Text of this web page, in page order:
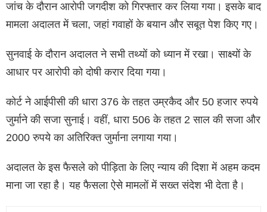
जांच के दौरान आरोपी जगदीश को गिरफ्तार कर लिया गया। इसके बाद
मामला अदालत में चला, जहां गवाहों के बयान और सबूत पेश किए गए।
सुनवाई के दौरान अदालत ने सभी तथ्यों को ध्यान में रखा। साक्ष्यों के
आधार पर आरोपी को दोषी करार दिया गया।
कोर्ट ने आईपीसी की धारा 376 के तहत उम्रकैद और 50 हजार रुपये
जुर्माने की सजा सुनाई। वहीं, धारा 506 के तहत 2 साल की सजा और
2000 रुपये का अतिरिक्त जुर्माना लगाया गया।
अदालत के इस फैसले को पीड़िता के लिए न्याय की दिशा में अहम कदम
माना जा रहा है। यह फैसला ऐसे मामलों में सख्त संदेश भी देता है।